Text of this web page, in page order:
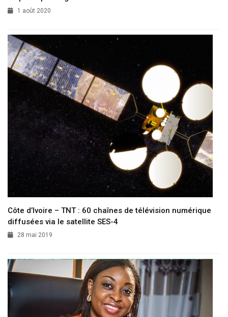
1 août 2020
Côte d’Ivoire – TNT : 60 chaînes de télévision numérique
diffusées via le satellite SES-4
28 mai 2019